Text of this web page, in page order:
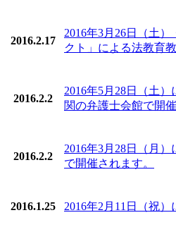
2016.2.17
2016年3月26日（土
クト」による法教育
2016.2.2
2016年5月28日（土
関の弁護士会館で開催
2016.2.2
2016年3月28日（月
で開催されます。
2016.1.25 2016年2月11日（祝